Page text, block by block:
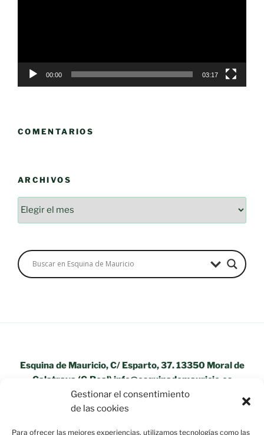
Gestionar el consentimiento
de las cookies
Para ofrecer las mejores experiencias, utilizamos tecnologías como las
00:00 03:17
COMENTARIOS
ARCHIVOS
Archivos
Esquina de Mauricio, C/ Esparto, 37. 13350 Moral de
Calatrava (C.Real) info@esquinademauricio.es
«Aviso Legal»